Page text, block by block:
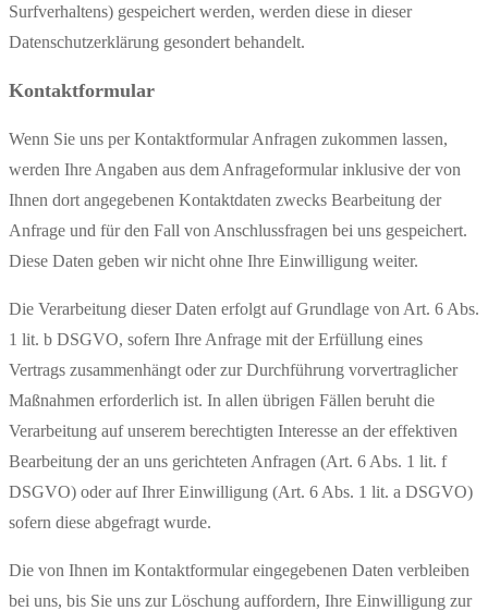
Surfverhaltens) gespeichert werden, werden diese in dieser
Datenschutzerklärung gesondert behandelt.
Kontaktformular
Wenn Sie uns per Kontaktformular Anfragen zukommen lassen,
werden Ihre Angaben aus dem Anfrageformular inklusive der von
Ihnen dort angegebenen Kontaktdaten zwecks Bearbeitung der
Anfrage und für den Fall von Anschlussfragen bei uns gespeichert.
Diese Daten geben wir nicht ohne Ihre Einwilligung weiter.
Die Verarbeitung dieser Daten erfolgt auf Grundlage von Art. 6 Abs.
1 lit. b DSGVO, sofern Ihre Anfrage mit der Erfüllung eines
Vertrags zusammenhängt oder zur Durchführung vorvertraglicher
Maßnahmen erforderlich ist. In allen übrigen Fällen beruht die
Verarbeitung auf unserem berechtigten Interesse an der effektiven
Bearbeitung der an uns gerichteten Anfragen (Art. 6 Abs. 1 lit. f
DSGVO) oder auf Ihrer Einwilligung (Art. 6 Abs. 1 lit. a DSGVO)
sofern diese abgefragt wurde.
Die von Ihnen im Kontaktformular eingegebenen Daten verbleiben
bei uns, bis Sie uns zur Löschung auffordern, Ihre Einwilligung zur